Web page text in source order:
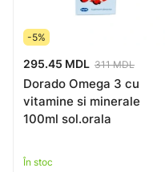
-5%
295.45 MDL 311 MDL
Dorado Omega 3 cu
vitamine si minerale
100ml sol.orala
În stoc